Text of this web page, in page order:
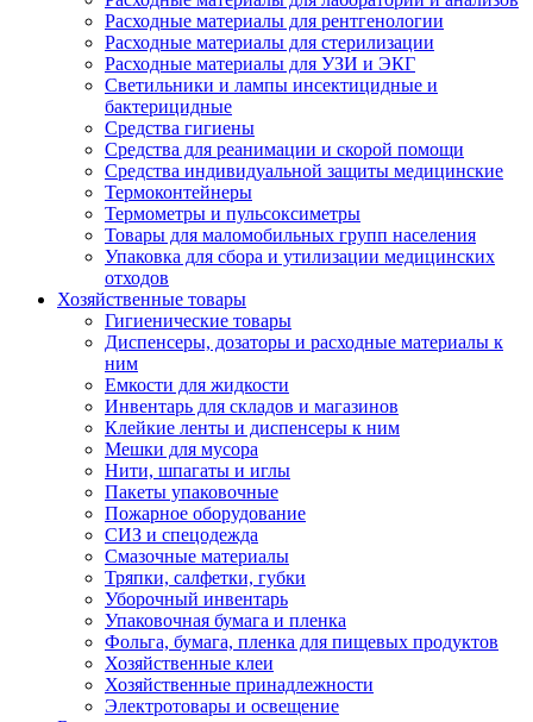
Расходные материалы для рентгенологии
Расходные материалы для стерилизации
Расходные материалы для УЗИ и ЭКГ
Светильники и лампы инсектицидные и
бактерицидные
Средства гигиены
Средства для реанимации и скорой помощи
Средства индивидуальной защиты медицинские
Термоконтейнеры
Термометры и пульсоксиметры
Товары для маломобильных групп населения
Упаковка для сбора и утилизации медицинских
отходов
Хозяйственные товары
Гигиенические товары
Диспенсеры, дозаторы и расходные материалы к
ним
Емкости для жидкости
Инвентарь для складов и магазинов
Клейкие ленты и диспенсеры к ним
Мешки для мусора
Нити, шпагаты и иглы
Пакеты упаковочные
Пожарное оборудование
СИЗ и спецодежда
Смазочные материалы
Тряпки, салфетки, губки
Уборочный инвентарь
Упаковочная бумага и пленка
Фольга, бумага, пленка для пищевых продуктов
Хозяйственные клеи
Хозяйственные принадлежности
Электротовары и освещение